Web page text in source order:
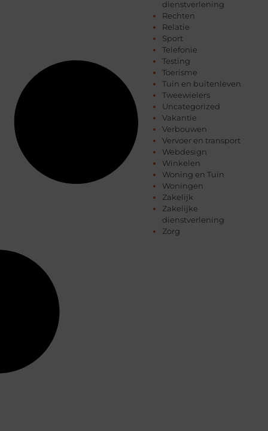
dienstverlening
Rechten
Relatie
Sport
Telefonie
Testing
Toerisme
Tuin en buitenleven
Tweewielers
Uncategorized
Vakantie
Verbouwen
Vervoer en transport
Webdesign
Winkelen
Woning en Tuin
Woningen
Zakelijk
Zakelijke
dienstverlening
Zorg